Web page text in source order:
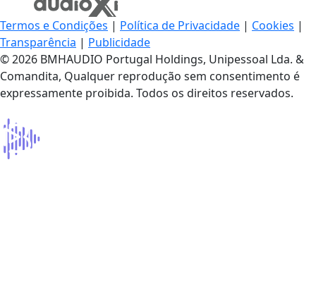
Termos e Condições | Política de Privacidade | Cookies |
Transparência | Publicidade
© 2026 BMHAUDIO Portugal Holdings, Unipessoal Lda. &
Comandita, Qualquer reprodução sem consentimento é
expressamente proibida. Todos os direitos reservados.